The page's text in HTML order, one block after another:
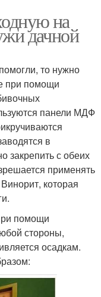
на
дачной
то нужно
при помощи
панели МДФ
в
с обеих
применять
которая
помощи
стороны,
осадкам.